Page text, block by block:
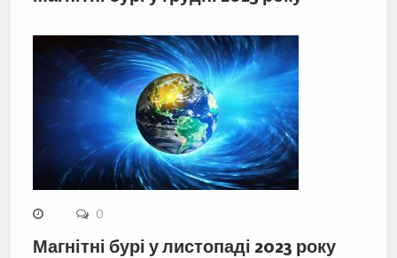
0
Магнітні бурі у листопаді 2023 року